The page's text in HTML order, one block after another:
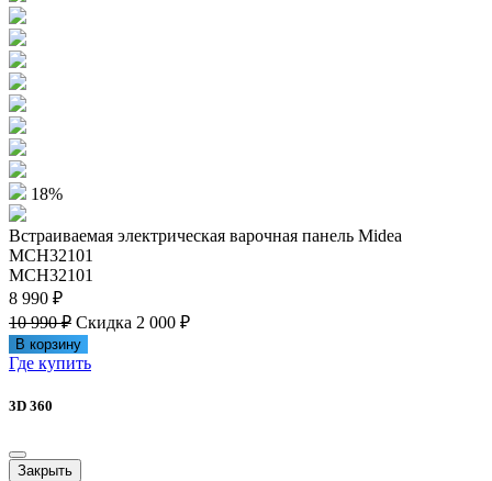
18%
Встраиваемая электрическая варочная панель Midea
MCH32101
MCH32101
8 990 ₽
10 990 ₽ Скидка 2 000 ₽
В корзину
Где купить
3D 360
Закрыть